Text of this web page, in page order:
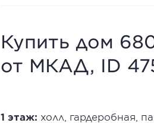
Купить дом
от МКАД, ID
1 этаж: холл, гардеробная,